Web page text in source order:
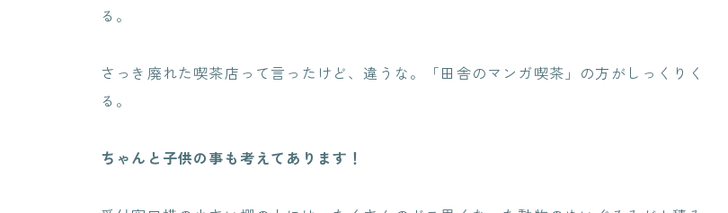
る。
さっき廃れた喫茶店って言ったけど、違うな。「田舎のマンガ喫茶」の方がしっくりく
る。
ちゃんと子供の事も考えてあります！